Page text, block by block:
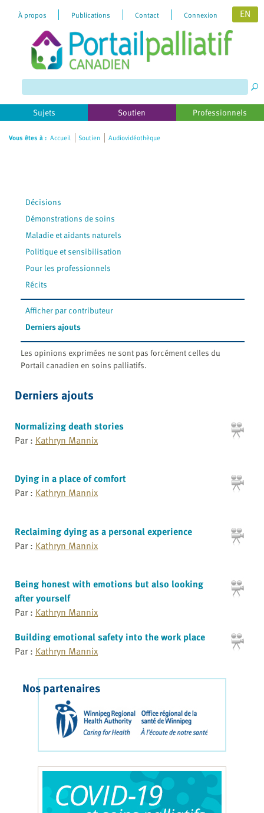
website
includes
an
accessibility
À propos Publications Contact Connexion EN
Sujets Soutien Professionnels
Vous êtes à : Accueil Soutien Audiovidéothèque
Décisions
Démonstrations de soins
Maladie et aidants naturels
Politique et sensibilisation
Pour les professionnels
Récits
Afficher par contributeur
Derniers ajouts
Les opinions exprimées ne sont pas forcément celles du
Portail canadien en soins palliatifs.
Derniers ajouts
Normalizing death stories
Par : Kathryn Mannix
Dying in a place of comfort
Par : Kathryn Mannix
Reclaiming dying as a personal experience
Par : Kathryn Mannix
Being honest with emotions but also looking
after yourself
Par : Kathryn Mannix
Building emotional safety into the work place
Par : Kathryn Mannix
Nos partenaires